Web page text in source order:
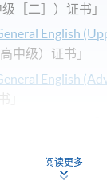
［二］）证书」
English
中级）证书」
English
」
阅读更多